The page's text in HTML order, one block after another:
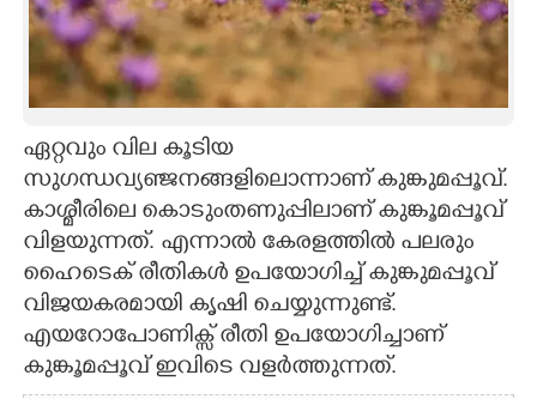
ART
ASTRO
CARTOONS
LITERATURE
ZOOM
CONTACT US
ഏറ്റവും വില കൂടിയ
സുഗന്ധവ്യഞ്ജനങ്ങളിലൊന്നാണ് കുങ്കുമപ്പൂവ്.
കാശ്മീരിലെ കൊടുംതണുപ്പിലാണ് കുങ്കൂമപ്പൂവ്
വിളയുന്നത്. എന്നാൽ കേരളത്തിൽ പലരും
ഹെെടെക് രീതികൾ ഉപയോഗിച്ച് കുങ്കുമപ്പൂവ്
വിജയകരമായി കൃഷി ചെയ്യുന്നുണ്ട്.
എയറോപോണിക്സ് രീതി ഉപയോഗിച്ചാണ്
കുങ്കൂമപ്പൂവ് ഇവിടെ വളർത്തുന്നത്.